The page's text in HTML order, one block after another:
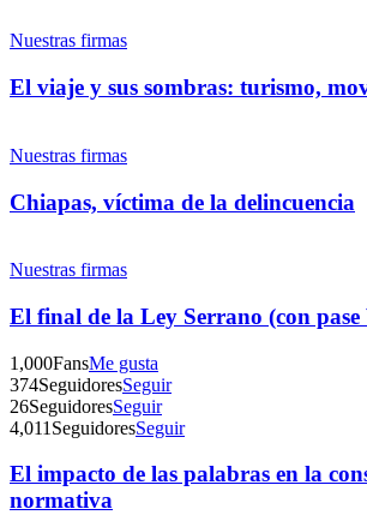
Linkedin
Nuestras firmas
El viaje y sus sombras: turismo,
Nuestras firmas
Chiapas, víctima de la delincuencia
Nuestras firmas
El final de la Ley Serrano (con
1,000FansMe gusta
374SeguidoresSeguir
26SeguidoresSeguir
4,011 SeguidoresSeguir
El impacto de las palabras en la
normativa